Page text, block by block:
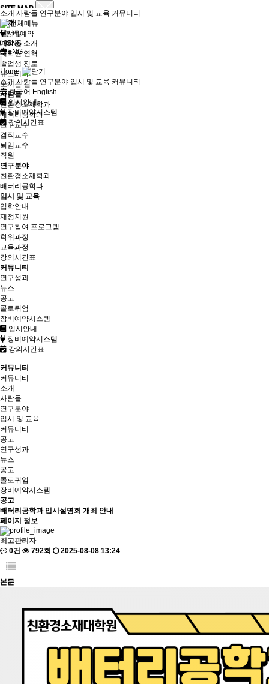
SITE MAP
소개
인사말
대학원 소개
대학원 연혁
졸업생 진로
뉴스레터
오시는 길
사람들
친환경소재학과
배터리공학과
연구교수
겸직교수
퇴임교수
직원
연구분야
친환경소재학과
배터리공학과
입시 및 교육
입학안내
재정지원
연구참여 프로그램
학위과정
교육과정
강의시간표
커뮤니티
연구성과
뉴스
공고
콜로퀴엄
장비예약시스템
입시안내
장비예약시스템
강의시간표
소개 사람들 연구분야 입시 및 교육 커뮤니티
장비예약
SNS
ENG
Home
소개 사람들 연구분야 입시 및 교육 커뮤니티
한국어 English
입시안내
장비예약시스템
강의시간표
커뮤니티
커뮤니티
소개
사람들
연구분야
입시 및 교육
커뮤니티
공고
연구성과
뉴스
공고
콜로퀴엄
장비예약시스템
공고
배터리공학과 입시설명회 개최 안내
페이지 정보
최고관리자
0건
792회 2025-08-08 13:24
본문